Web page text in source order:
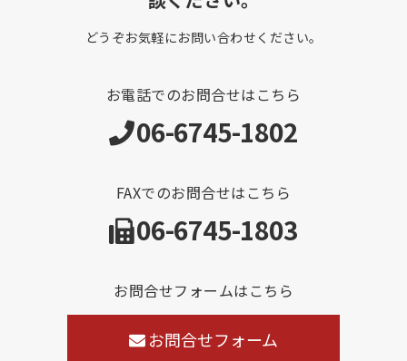
どうぞお気軽にお問い合わせください。
お電話でのお問合せはこちら
06-6745-1802
FAXでのお問合せはこちら
06-6745-1803
お問合せフォームはこちら
お問合せフォーム